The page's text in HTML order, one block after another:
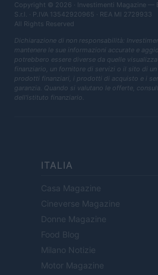
Copyright © 2026 · Investimenti Magazine —
S.r.l. · P.IVA 13542920965 · REA MI 2729933
All Rights Reserved
Dichiarazione di non responsabilità:
mantenere le sue informazioni accurate e
potrebbero essere diverse da quelle
finanziario, un fornitore di servizi o il sito di
prodotti finanziari, i prodotti di acquisto e i
garanzia. Quando si valutano le offerte,
dell'istituto finanziario.
ITALIA
Casa Magazine
Cineverse Magazine
Donne Magazine
Food Blog
Milano Notizie
Motor Magazine